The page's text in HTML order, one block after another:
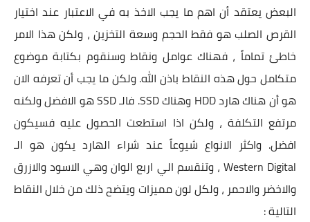
البعض يعتقد أن اهم ما يجب الاخذ به في الاعتبار عند اختيار
القرص الصلب هو فقط الحجم وسعة التخزين ، ولكن هذا الامر
خاطئ تماماً ، فهناك عوامل ونقاط وسنقوم بكتابة موضوع
متكامل حول هذه النقاط باذن الله. ولكن ما يجب أن تعرفه الان
هو أن هناك هارد
HDD وهناك SSD. فالـ SSD هو الافضل ولكنه
مرتفع التكلفة ، ولكن اذا استطعت الحصول عليه فسيكون
افضل. واكثر الانواع شيوعاً عند شراء الهارد يكون هو الـ
Western Digital ، وتنقسم الي اربع الوان وهي الاسود والازرق
والاخضر والاحمر ، ولكل لون مميزات ويتضح ذلك من خلال النقاط
التالية :